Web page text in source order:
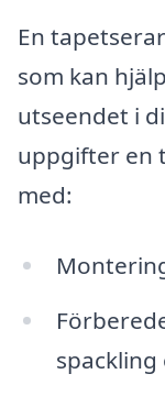
En
som kan
utseendet i
uppgifter en
med:
spackling